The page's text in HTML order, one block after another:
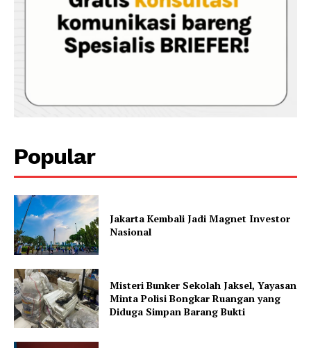
Popular
Jakarta Kembali Jadi Magnet Investor
Nasional
Misteri Bunker Sekolah Jaksel, Yayasan
Minta Polisi Bongkar Ruangan yang
Diduga Simpan Barang Bukti